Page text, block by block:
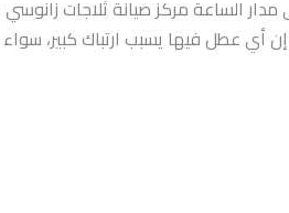
الساعة مركز صيانة ثلاجات زانوسي
أي عطل فيها يسبب ارتباك كبير،